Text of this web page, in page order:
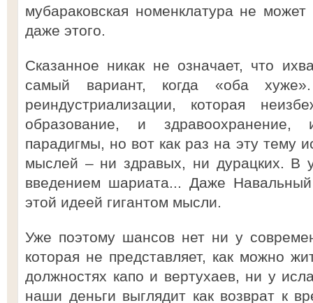
мубараковская номенклатура не
даже этого.
Сказанное никак не означает, что
самый вариант, когда «оба
реиндустриализации, которая
образование, и здравоохранение,
парадигмы, но вот как раз на эту тему
мыслей – ни здравых, ни дурацких. В
введением шариата... Даже
этой идеей гигантом мысли.
Уже поэтому шансов нет ни у
которая не представляет, как можно
должностях капо и вертухаев, ни у
наши деньги выглядит как возврат к